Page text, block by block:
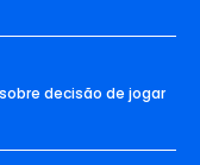
decisão de jogar